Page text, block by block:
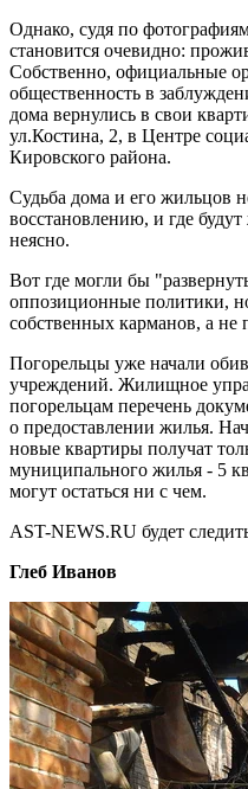
Однако, судя по
становится очевидно:
Собственно, официальные
общественность в
дома вернулись в свои
ул.Костина, 2, в Центре
Кировского района.
Судьба дома и его жильцов
восстановлению, и где
неясно.
Вот где могли бы
оппозиционные политики,
собственных карманов, а
Погорельцы уже начали
учреждений. Жилищное
погорельцам перечень
о предоставлении жилья.
новые квартиры получат
муниципального жилья - 5
могут остаться ни с чем.
AST-NEWS.RU будет
Глеб Иванов